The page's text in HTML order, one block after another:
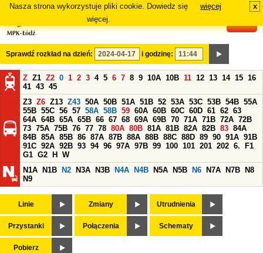
Nasza strona wykorzystuje pliki cookie. Dowiedz się
więcej.
więcej x
Sprawdź rozkład na dzień: i godzinę:
Z Z1 Z2 0 1 2 3 4 5 6 7 8 9 10A 10B 11 12 13 14 15 16
41 43 45
Z3 Z6 Z13 Z43 50A 50B 51A 51B 52 53A 53C 53B 54B 55A
55B 55C 56 57 58A 58B 59 60A 60B 60C 60D 61 62 63
64A 64B 65A 65B 66 67 68 69A 69B 70 71A 71B 72A 72B
73 75A 75B 76 77 78 80A 80B 81A 81B 82A 82B 83 84A
84B 85A 85B 86 87A 87B 88A 88B 88C 88D 89 90 91A 91B
91C 92A 92B 93 94 96 97A 97B 99 100 101 201 202 6.
F1
G1 G2 H
W
N1A
N1B N2 N3A N3B N4A N4B N5A N5B N6 N7A N7B
N8
N9
Linie Zmiany Utrudnienia
Przystanki Połączenia Schematy
Pobierz